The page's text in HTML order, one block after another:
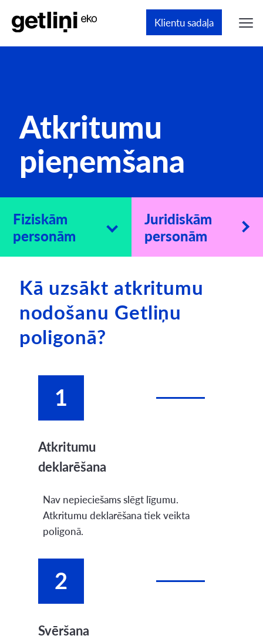
Klientu sadaļa
Atkritumu
pieņemšana
Fiziskām
personām
Juridiskām
personām
Kā uzsākt atkritumu
nodošanu Getliņu
poligonā?
1
Atkritumu
deklarēšana
Nav nepieciešams slēgt līgumu.
Atkritumu deklarēšana tiek veikta
poligonā.
2
Svēršana